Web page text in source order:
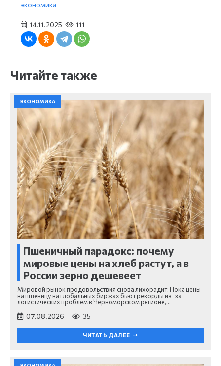
экономика
14.11.2025 111
Читайте также
ЭКОНОМИКА
Пшеничный парадокс: почему
мировые цены на хлеб растут, а в
России зерно дешевеет
Мировой рынок продовольствия снова лихорадит. Пока цены
на пшеницу на глобальных биржах бьют рекорды из-за
логистических проблем в Черноморском регионе,…
07.08.2026 35
ЧИТАТЬ ДАЛЕЕ